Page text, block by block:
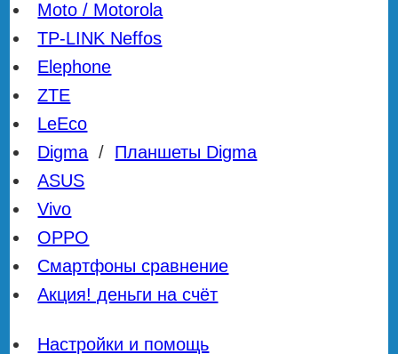
Moto / Motorola
TP-LINK Neffos
Elephone
ZTE
LeEco
Digma / Планшеты Digma
ASUS
Vivo
OPPO
Смартфоны сравнение
Акция! деньги на счёт
Настройки и помощь